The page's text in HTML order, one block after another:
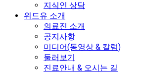
지식인 상담
위드유 소개
의료진 소개
공지사항
미디어(동영상 & 칼럼)
둘러보기
진료안내 & 오시는 길